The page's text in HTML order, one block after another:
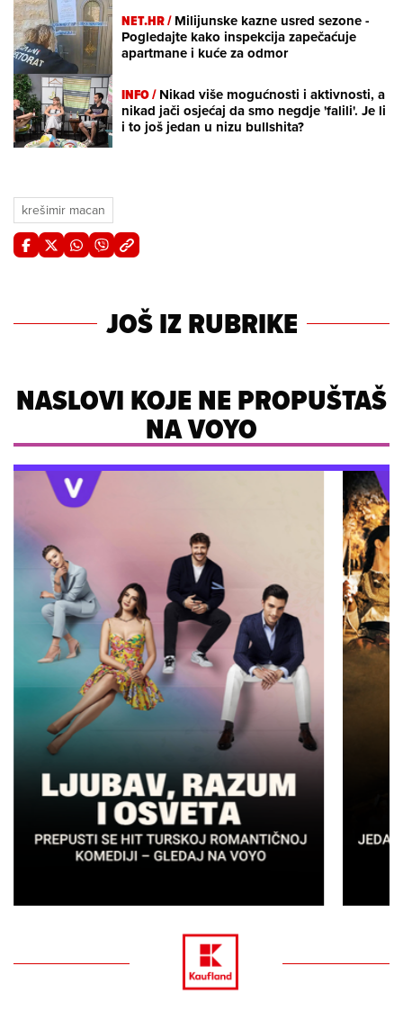
NET.HR /Milijunske kazne usred sezone -
Pogledajte kako inspekcija zapečaćuje
apartmane i kuće za odmor
INFO /Nikad više mogućnosti i aktivnosti, a
nikad jači osjećaj da smo negdje 'falili'. Je li
i to još jedan u nizu bullshita?
krešimir macan
JOŠ IZ RUBRIKE
NASLOVI KOJE NE PROPUŠTAŠ
NA VOYO